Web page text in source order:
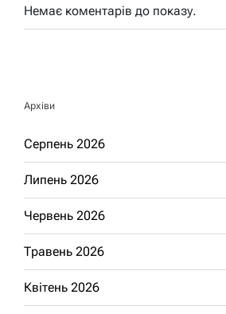
Немає коментарів до показу.
Архіви
Серпень 2026
Липень 2026
Червень 2026
Травень 2026
Квітень 2026